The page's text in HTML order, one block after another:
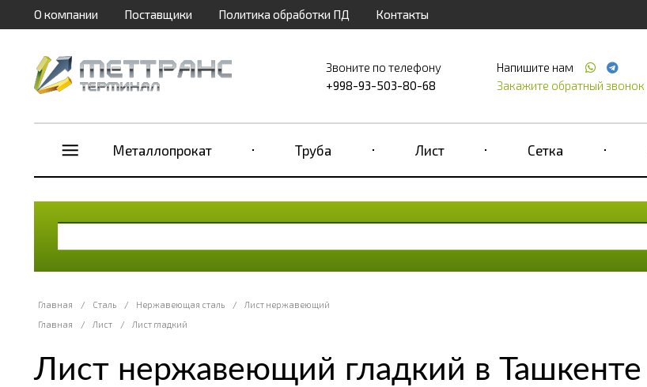
О компании Поставщики Политика обработки ПД Контакты
Звоните по телефону
+998-93-503-80-68
Напишите нам
Закажите обратный звонок
Металлопрокат Труба Лист Сетка
Главная / Сталь / Нержавеющая сталь /
Лист нержавеющий
Главная
/ Лист / Лист гладкий
Лист нержавеющий гладкий в Ташкенте